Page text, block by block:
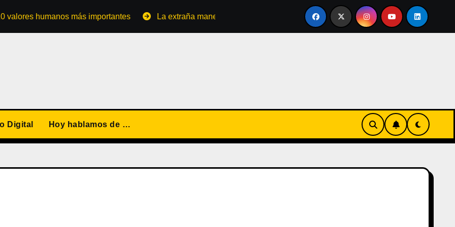
humanos más importantes La extraña manera de convertirse en familia El primer tour de la India Chiquitina
Digital Hoy hablamos de …